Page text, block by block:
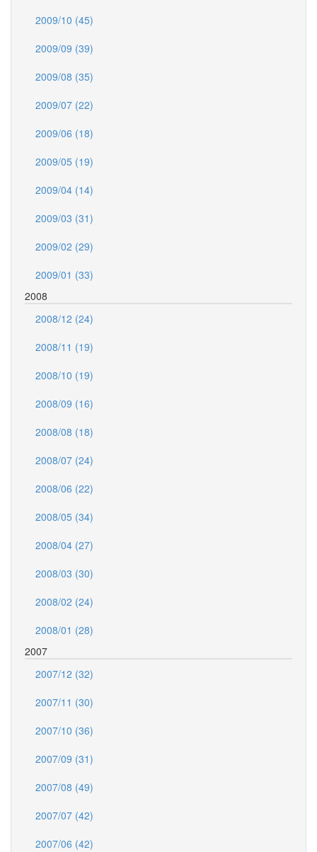
2009/10 (45)
2009/09 (39)
2009/08 (35)
2009/07 (22)
2009/06 (18)
2009/05 (19)
2009/04 (14)
2009/03 (31)
2009/02 (29)
2009/01 (33)
2008
2008/12 (24)
2008/11 (19)
2008/10 (19)
2008/09 (16)
2008/08 (18)
2008/07 (24)
2008/06 (22)
2008/05 (34)
2008/04 (27)
2008/03 (30)
2008/02 (24)
2008/01 (28)
2007
2007/12 (32)
2007/11 (30)
2007/10 (36)
2007/09 (31)
2007/08 (49)
2007/07 (42)
2007/06 (42)